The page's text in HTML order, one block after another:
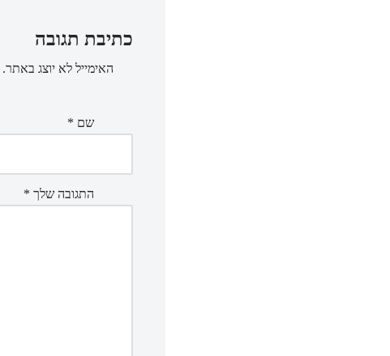
כתיבת תגובה
האימייל לא יוצג באתר.
שם *
התגובה שלך *